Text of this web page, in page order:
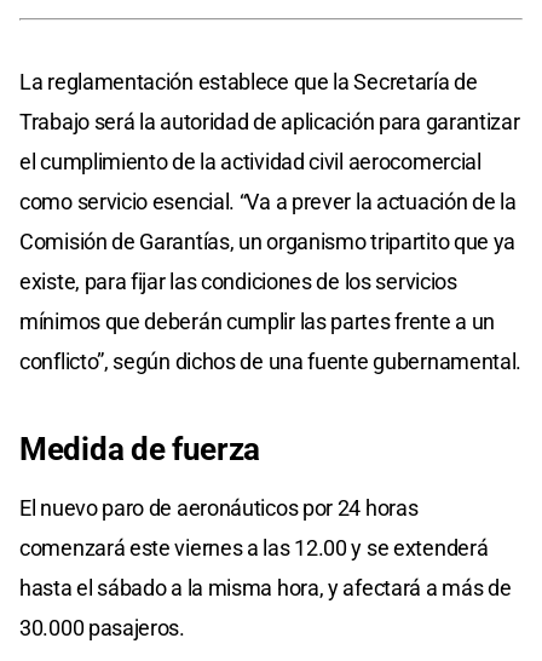
La reglamentación establece que la Secretaría de
Trabajo será la autoridad de aplicación para garantizar
el cumplimiento de la actividad civil aerocomercial
como servicio esencial. “Va a prever la actuación de la
Comisión de Garantías, un organismo tripartito que ya
existe, para fijar las condiciones de los servicios
mínimos que deberán cumplir las partes frente a un
conflicto”, según dichos de una fuente gubernamental.
Medida de fuerza
El nuevo paro de aeronáuticos por 24 horas
comenzará este viernes a las 12.00 y se extenderá
hasta el sábado a la misma hora, y afectará a más de
30.000 pasajeros.